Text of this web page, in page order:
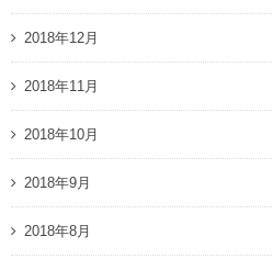
2018年12月
2018年11月
2018年10月
2018年9月
2018年8月